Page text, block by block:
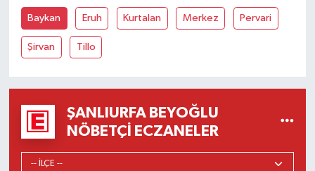
Baykan Eruh Kurtalan Merkez Pervari
Şirvan Tillo
ŞANLIURFA BEYOĞLU
NÖBETÇI ECZANELER